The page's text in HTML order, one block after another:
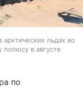
льдах во
полюсу в августе
по